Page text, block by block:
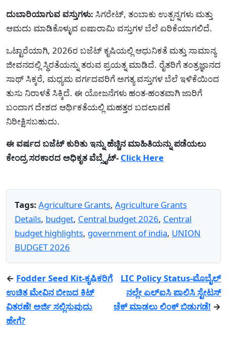
ದುಬಾರಿಯಾಗುವ ವಸ್ತುಗಳು: ಸಿಗರೇಟ್, ತಂಬಾಕು ಉತ್ಪನ್ನಗಳು ಮತ್ತು
ಆಮದು ಮಾಡಿಕೊಳ್ಳುವ ಐಷಾರಾಮಿ ವಸ್ತುಗಳ ಬೆಲೆ ಏರಿಕೆಯಾಗಲಿದೆ.
ಒಟ್ಟಾರೆಯಾಗಿ, 2026ರ ಬಜೆಟ್ ಕೃಷಿಯಲ್ಲಿ ಆಧುನಿಕತೆ ಮತ್ತು ಸಾಮಾನ್ಯ
ಜೀವನದಲ್ಲಿ ಸ್ಥಿರತೆಯನ್ನು ತರುವ ಪ್ರಯತ್ನ ಮಾಡಿದೆ. ರೈತರಿಗೆ ತಂತ್ರಜ್ಞಾನದ
ಸಾಥ್ ಸಿಕ್ಕರೆ, ಮಧ್ಯಮ ವರ್ಗದವರಿಗೆ ಅಗತ್ಯ ವಸ್ತುಗಳ ಬೆಲೆ ಇಳಿಕೆಯಿಂದ
ತುಸು ನಿರಾಳತೆ ಸಿಕ್ಕಿದೆ. ಈ ಯೋಜನೆಗಳು ಹಂತ-ಹಂತವಾಗಿ ಜಾರಿಗೆ
ಬಂದಾಗ ದೇಶದ ಆರ್ಥಿಕತೆಯಲ್ಲಿ ಮಹತ್ತರ ಬದಲಾವಣೆ
ನಿರೀಕ್ಷಿಸಬಹುದು.
ಈ ವರ್ಷದ ಬಜೆಟ್ ಕುರಿತು ಇನ್ನು ಹೆಚ್ಚಿನ ಮಾಹಿತಿಯನ್ನು ಪಡೆಯಲು
ಕೇಂದ್ರ ಸರಕಾರದ ಅಧಿಕೃತ ವೆಬ್ಸೈಟ್- Click Here
Tags: Agriculture Grants, Agriculture Grants
Details, budget, Central budget 2026, Central
budget highlights, government of india, UNION
BUDGET 2026
← Fodder Seed Kit-ಕೃಷಿಕರಿಗೆ
ಉಚಿತ ಮೇವಿನ ಬೀಜದ ಕಿಟ್
ವಿತರಣೆ! ಅರ್ಜಿ ಸಲ್ಲಿಸುವುದು
ಹೇಗೆ?
LIC Policy Status-ಮೊಬೈಲ್
ನಲ್ಲೇ ಎಲ್ಐಸಿ ಪಾಲಿಸಿ ಸ್ಟೇಟಸ್
ಚೆಕ್ ಮಾಡಲು ಲಿಂಕ್ ಬಿಡುಗಡೆ! →